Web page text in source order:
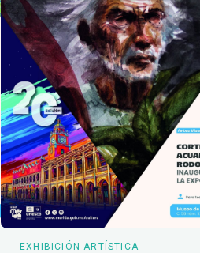
EXHIBICIÓN ARTÍSTICA